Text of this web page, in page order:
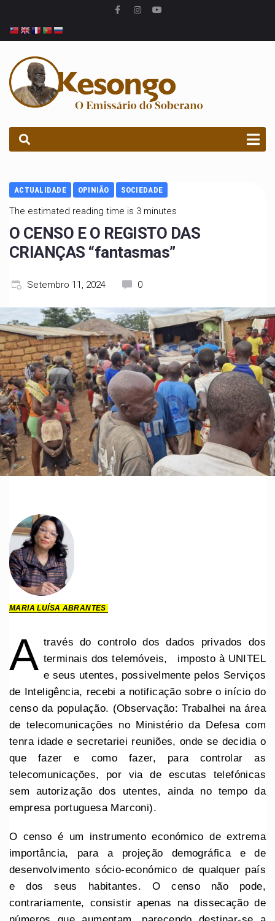
ACTUALIDADE OPINIÃO SOCIEDADE
The estimated reading time is 3 minutes
O CENSO E O REGISTO DAS
CRIANÇAS “fantasmas”
Setembro 11, 2024 0
MARIA LUÍSA ABRANTES
A través do controlo dos dados privados dos
terminais dos telemóveis, imposto à UNITEL
e seus utentes, possivelmente pelos Serviços
de Inteligência, recebi a notificação sobre o início do
censo da população. (Observação: Trabalhei na área
de telecomunicações no Ministério da Defesa com
tenra idade e secretariei reuniões, onde se decidia o
que fazer e como fazer, para controlar as
telecomunicações, por via de escutas telefónicas
sem autorização dos utentes, ainda no tempo da
empresa portuguesa Marconi).
O censo é um instrumento económico de extrema
importância, para a projeção demográfica e de
desenvolvimento sócio-económico de qualquer país
e dos seus habitantes. O censo não pode,
contrariamente, consistir apenas na dissecação de
PROCURAR